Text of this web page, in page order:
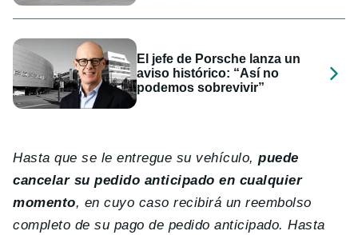
El jefe de Porsche lanza un
aviso histórico: “Así no
podemos sobrevivir”
Hasta que se le entregue su vehículo, puede
cancelar su pedido anticipado en cualquier
momento, en cuyo caso recibirá un reembolso
completo de su pago de pedido anticipado. Hasta